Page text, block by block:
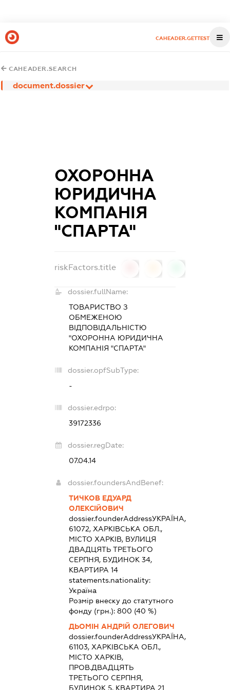
CAHEADER.GETTEST
CAHEADER.SEARCH
document.dossier
ОХОРОННА
ЮРИДИЧНА
КОМПАНІЯ
"СПАРТА"
riskFactors.title
dossier.fullName:
ТОВАРИСТВО З
ОБМЕЖЕНОЮ
ВІДПОВІДАЛЬНІСТЮ
"ОХОРОННА ЮРИДИЧНА
КОМПАНІЯ "СПАРТА"
dossier.opfSubType:
-
dossier.edrpo:
39172336
dossier.regDate:
07.04.14
dossier.foundersAndBenef:
ТИЧКОВ ЕДУАРД
ОЛЕКСІЙОВИЧ
dossier.founderAddressУКРАЇНА,
61072, ХАРКІВСЬКА ОБЛ.,
МІСТО ХАРКІВ, ВУЛИЦЯ
ДВАДЦЯТЬ ТРЕТЬОГО
СЕРПНЯ, БУДИНОК 34,
КВАРТИРА 14
statements.nationality:
Україна
Розмір внеску до статутного
фонду (грн.):800 (40 %)
ДЬОМІН АНДРІЙ ОЛЕГОВИЧ
dossier.founderAddressУКРАЇНА,
61103, ХАРКІВСЬКА ОБЛ.,
МІСТО ХАРКІВ,
ПРОВ.ДВАДЦЯТЬ
ТРЕТЬОГО СЕРПНЯ,
БУДИНОК 5, КВАРТИРА 21